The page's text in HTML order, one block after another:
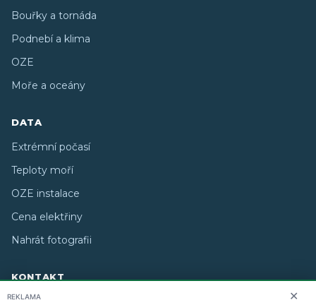
Bouřky a tornáda
Podnebí a klima
OZE
Moře a oceány
DATA
Extrémní počasí
Teploty moří
OZE instalace
Cena elektřiny
Nahrát fotografii
KONTAKT
O nás
REKLAMA ✕